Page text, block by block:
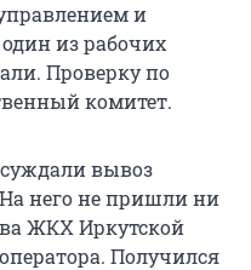
и
один из рабочих
Проверку по
комитет.
вывоз
него не пришли ни
ЖКХ Иркутской
Получился